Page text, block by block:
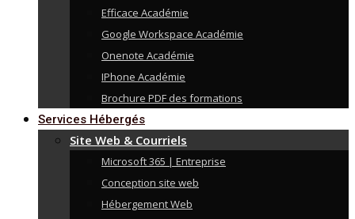
Efficace Académie
Google Workspace Académie
Onenote Académie
IPhone Académie
Brochure PDF des formations
Services Hébergés
Site Web & Courriels
Microsoft 365 | Entreprise
Conception site web
Hébergement Web